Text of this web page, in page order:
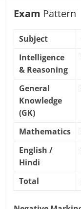
Exam Pattern
Subject
Intelligence
& Reasoning
General
Knowledge
(GK)
Mathematics
English /
Hindi
Total